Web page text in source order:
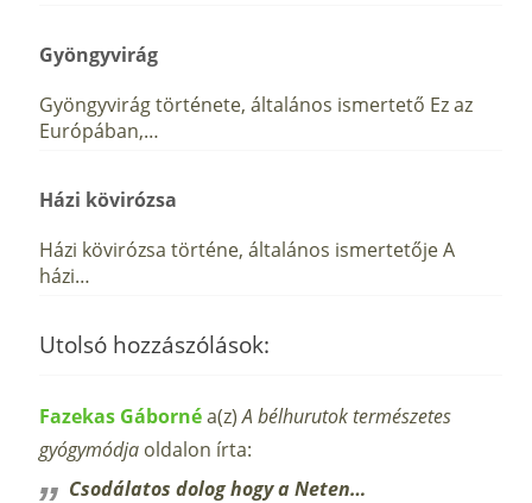
Gyöngyvirág
Gyöngyvirág története, általános ismertető Ez az
Európában,…
Házi kövirózsa
Házi kövirózsa történe, általános ismertetője A
házi…
Utolsó hozzászólások:
Fazekas Gábornéa(z)A bélhurutok természetes
gyógymódja oldalon írta:
Csodálatos dolog hogy a Neten…